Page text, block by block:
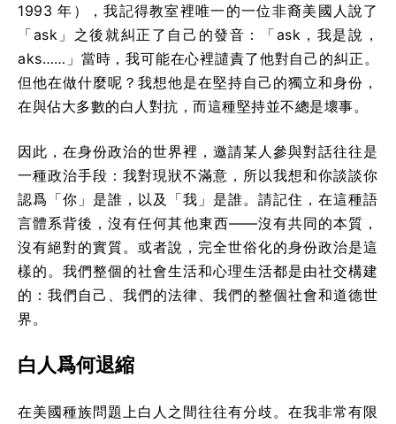
1993 年），我記得教室裡唯一的一位非裔美國人說了
「ask」之後就糾正了自己的發音：「ask，我是說，
aks……」當時，我可能在心裡譴責了他對自己的糾正。
但他在做什麼呢？我想他是在堅持自己的獨立和身份，
在與佔大多數的白人對抗，而這種堅持並不總是壞事。
因此，在身份政治的世界裡，邀請某人參與對話往往是
一種政治手段：我對現狀不滿意，所以我想和你談談你
認爲「你」是誰，以及「我」是誰。請記住，在這種語
言體系背後，沒有任何其他東西——沒有共同的本質，
沒有絕對的實質。或者說，完全世俗化的身份政治是這
樣的。我們整個的社會生活和心理生活都是由社交構建
的：我們自己、我們的法律、我們的整個社會和道德世
界。
白人爲何退縮
在美國種族問題上白人之間往往有分歧。在我非常有限